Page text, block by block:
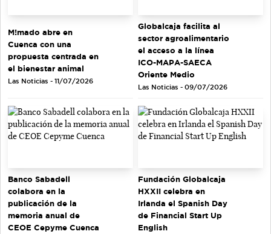
M!mado abre en
Cuenca con una
propuesta centrada en
el bienestar animal
Las Noticias - 11/07/2026
Globalcaja facilita al
sector agroalimentario
el acceso a la línea
ICO-MAPA-SAECA
Oriente Medio
Las Noticias - 09/07/2026
Banco Sabadell
colabora en la
publicación de la
memoria anual de
CEOE Cepyme Cuenca
Fundación Globalcaja
HXXII celebra en
Irlanda el Spanish Day
de Financial Start Up
English